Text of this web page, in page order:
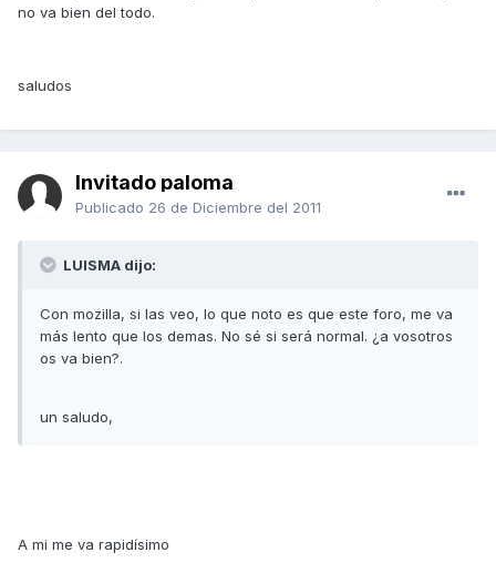
no va bien del todo.
saludos
Invitado paloma
Publicado 26 de Diciembre del 2011
LUISMA dijo:
Con mozilla, si las veo, lo que noto es que este foro, me va
más lento que los demas. No sé si será normal. ¿a vosotros
os va bien?.
un saludo,
A mi me va rapidísimo